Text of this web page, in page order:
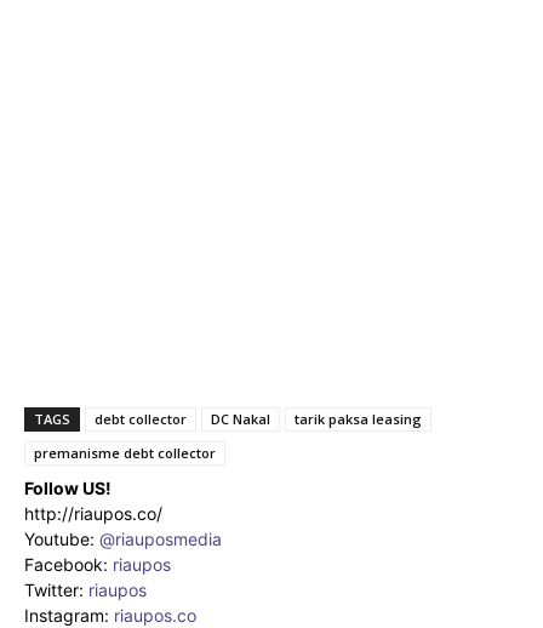
TAGS debt collector DC Nakal
tarik paksa leasing
premanisme debt collector
Follow US!
http://riaupos.co/
Youtube: @riauposmedia
Facebook: riaupos
Twitter: riaupos
Instagram: riaupos.co